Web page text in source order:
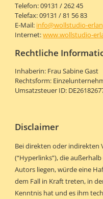
Telefon: 09131 / 262 45
Telefax: 09131 / 81 56 83
E-Mail: info@wollstudio-
Internet:www.wollstudio-
Rechtliche
Inhaberin: Frau Sabine Gast
Rechtsform:
Umsatzsteuer ID:
Disclaimer
Bei direkten oder indirekten
(“Hyperlinks”), die
Autors liegen, würde eine
dem Fall in Kraft treten, in
Kenntnis hat und es ihm